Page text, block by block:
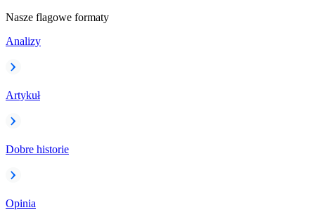
Nasze flagowe formaty
Analizy
Artykuł
Dobre historie
Opinia